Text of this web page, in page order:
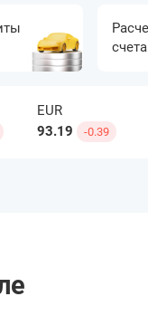
счета
EUR
93.19
-0.39